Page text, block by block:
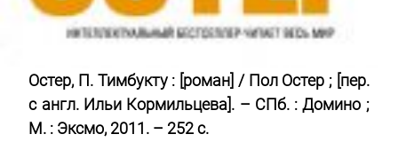
Остер, П. Тимбукту : [роман] / Пол Остер ; [пер.
с англ. Ильи Кормильцева]. – СПб. : Домино ;
М. : Эксмо, 2011. – 252 с.